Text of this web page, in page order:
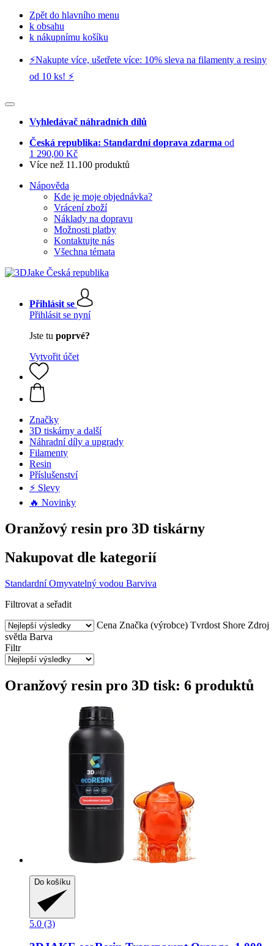
Zpět do hlavního menu
k obsahu
k nákupnímu košíku
⚡️Nakupte více, ušetřete více: 10% sleva na filamenty a resiny
od 10 ks! ⚡️
Vyhledávač náhradních dílů
Česká republika: Standardní doprava zdarma od
1 290,00 Kč
Více než 11.100 produktů
Nápověda
Kde je moje objednávka?
Vrácení zboží
Náklady na dopravu
Možnosti platby
Kontaktujte nás
Všechna témata
Přihlásit se
Přihlásit se nyní
Jste tu poprvé?
Vytvořit účet
Značky
3D tiskárny a další
Náhradní díly a upgrady
Filamenty
Resin
Příslušenství
⚡ Slevy
🔥 Novinky
Oranžový resin pro 3D tiskárny
Nakupovat dle kategorií
Standardní Omyvatelný vodou Barviva
Filtrovat a seřadit
Cena Značka (výrobce) Tvrdost Shore Zdroj
světla Barva
Filtr
Oranžový resin pro 3D tisk: 6 produktů
Do košíku
5.0 (3)